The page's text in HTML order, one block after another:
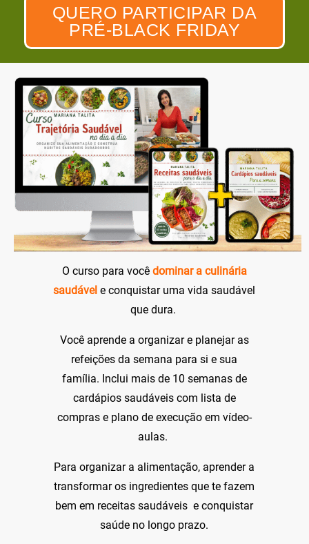
QUERO PARTICIPAR DA
PRÉ-BLACK FRIDAY
O curso para você dominar a culinária
saudável e conquistar uma vida saudável
que dura.
Você aprende a organizar e planejar as
refeições da semana para si e sua
família. Inclui mais de 10 semanas de
cardápios saudáveis com lista de
compras e plano de execução em vídeo-
aulas.
Para organizar a alimentação, aprender a
transformar os ingredientes que te fazem
bem em receitas saudáveis e conquistar
saúde no longo prazo.